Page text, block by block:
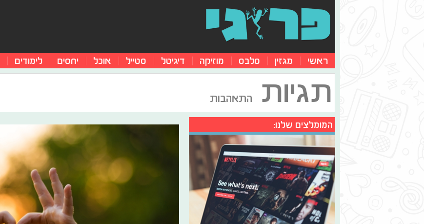
ראשי מגזין סלבס מוזיקה דיגיטל סטייל אוכל יחסים לימודים
תגיות התאהבות
המומלצים שלנו: